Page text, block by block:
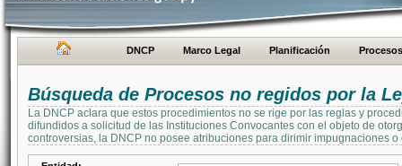
DNCP Marco Legal Planificación Procesos
Búsqueda de Procesos no regidos por la
La DNCP aclara que estos procedimientos no se rige por las reglas y
difundidos a solicitud de las Instituciones Convocantes con el objeto de
controversias, la DNCP no posee atribuciones para dirimir impugnaciones